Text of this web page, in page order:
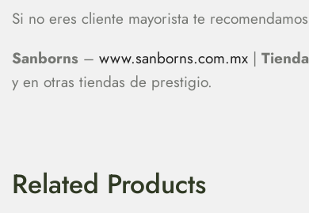
Si no eres cliente mayorista te
Sanborns – www.sanborns.com.mx |
y en otras tiendas de prestigio.
Related Products